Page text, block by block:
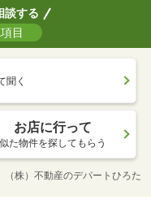
談する
目
聞く
お店に行って
似た物件を探してもらう
株）不動産のデパートひろた